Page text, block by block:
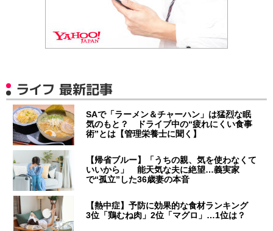
ライフ 最新記事
SAで「ラーメン＆チャーハン」は猛烈な眠
気のもと？ ドライブ中の“疲れにくい食事
術”とは【管理栄養士に聞く】
【帰省ブルー】「うちの親、気を使わなくて
いいから」 能天気な夫に絶望…義実家
で“孤立”した36歳妻の本音
【熱中症】予防に効果的な食材ランキング
3位「鶏むね肉」2位「マグロ」…1位は？